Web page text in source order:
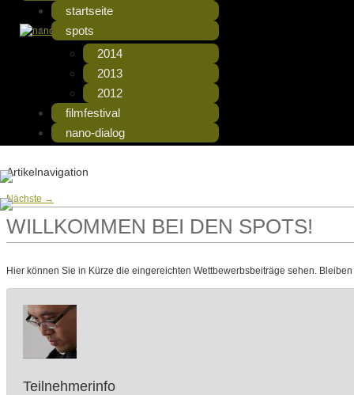
nanospots – Videos
Die Beiträge zum Fimfestival
startseite
spots
2014
2013
2012
filmfestival
nano-dialog
Artikelnavigation
Nächste →
WILLKOMMEN BEI DEN SPOTS!
Hier können Sie in Kürze die eingereichten Wettbewerbsbeiträge sehen.
Teilnehmerinfo